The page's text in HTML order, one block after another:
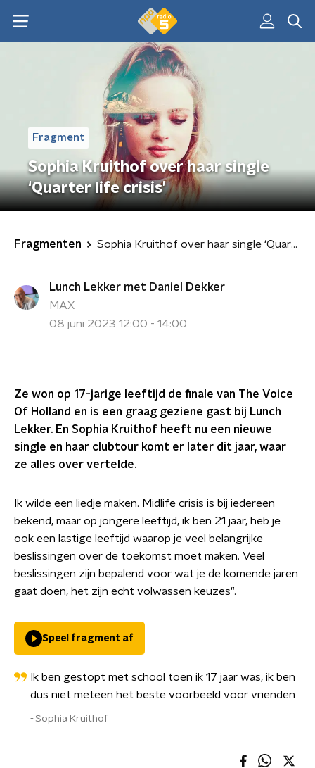
Fragment
Sophia Kruithof over haar single
‘Quarter life crisis’
Fragmenten Sophia Kruithof over haar single ‘Quarter life crisis’
Lunch Lekker met Daniel Dekker
MAX
08 juni 2023 12:00 - 14:00
Ze won op 17-jarige leeftijd de finale van The Voice
Of Holland en is een graag geziene gast bij Lunch
Lekker. En Sophia Kruithof heeft nu een nieuwe
single en haar clubtour komt er later dit jaar, waar
ze alles over vertelde.
Ik wilde een liedje maken. Midlife crisis is bij iedereen
bekend, maar op jongere leeftijd, ik ben 21 jaar, heb je
ook een lastige leeftijd waarop je veel belangrijke
beslissingen over de toekomst moet maken. Veel
beslissingen zijn bepalend voor wat je de komende jaren
gaat doen, het zijn echt volwassen keuzes".
Speel fragment af
Ik ben gestopt met school toen ik 17 jaar was, ik ben
dus niet meteen het beste voorbeeld voor vrienden
Sophia Kruithof